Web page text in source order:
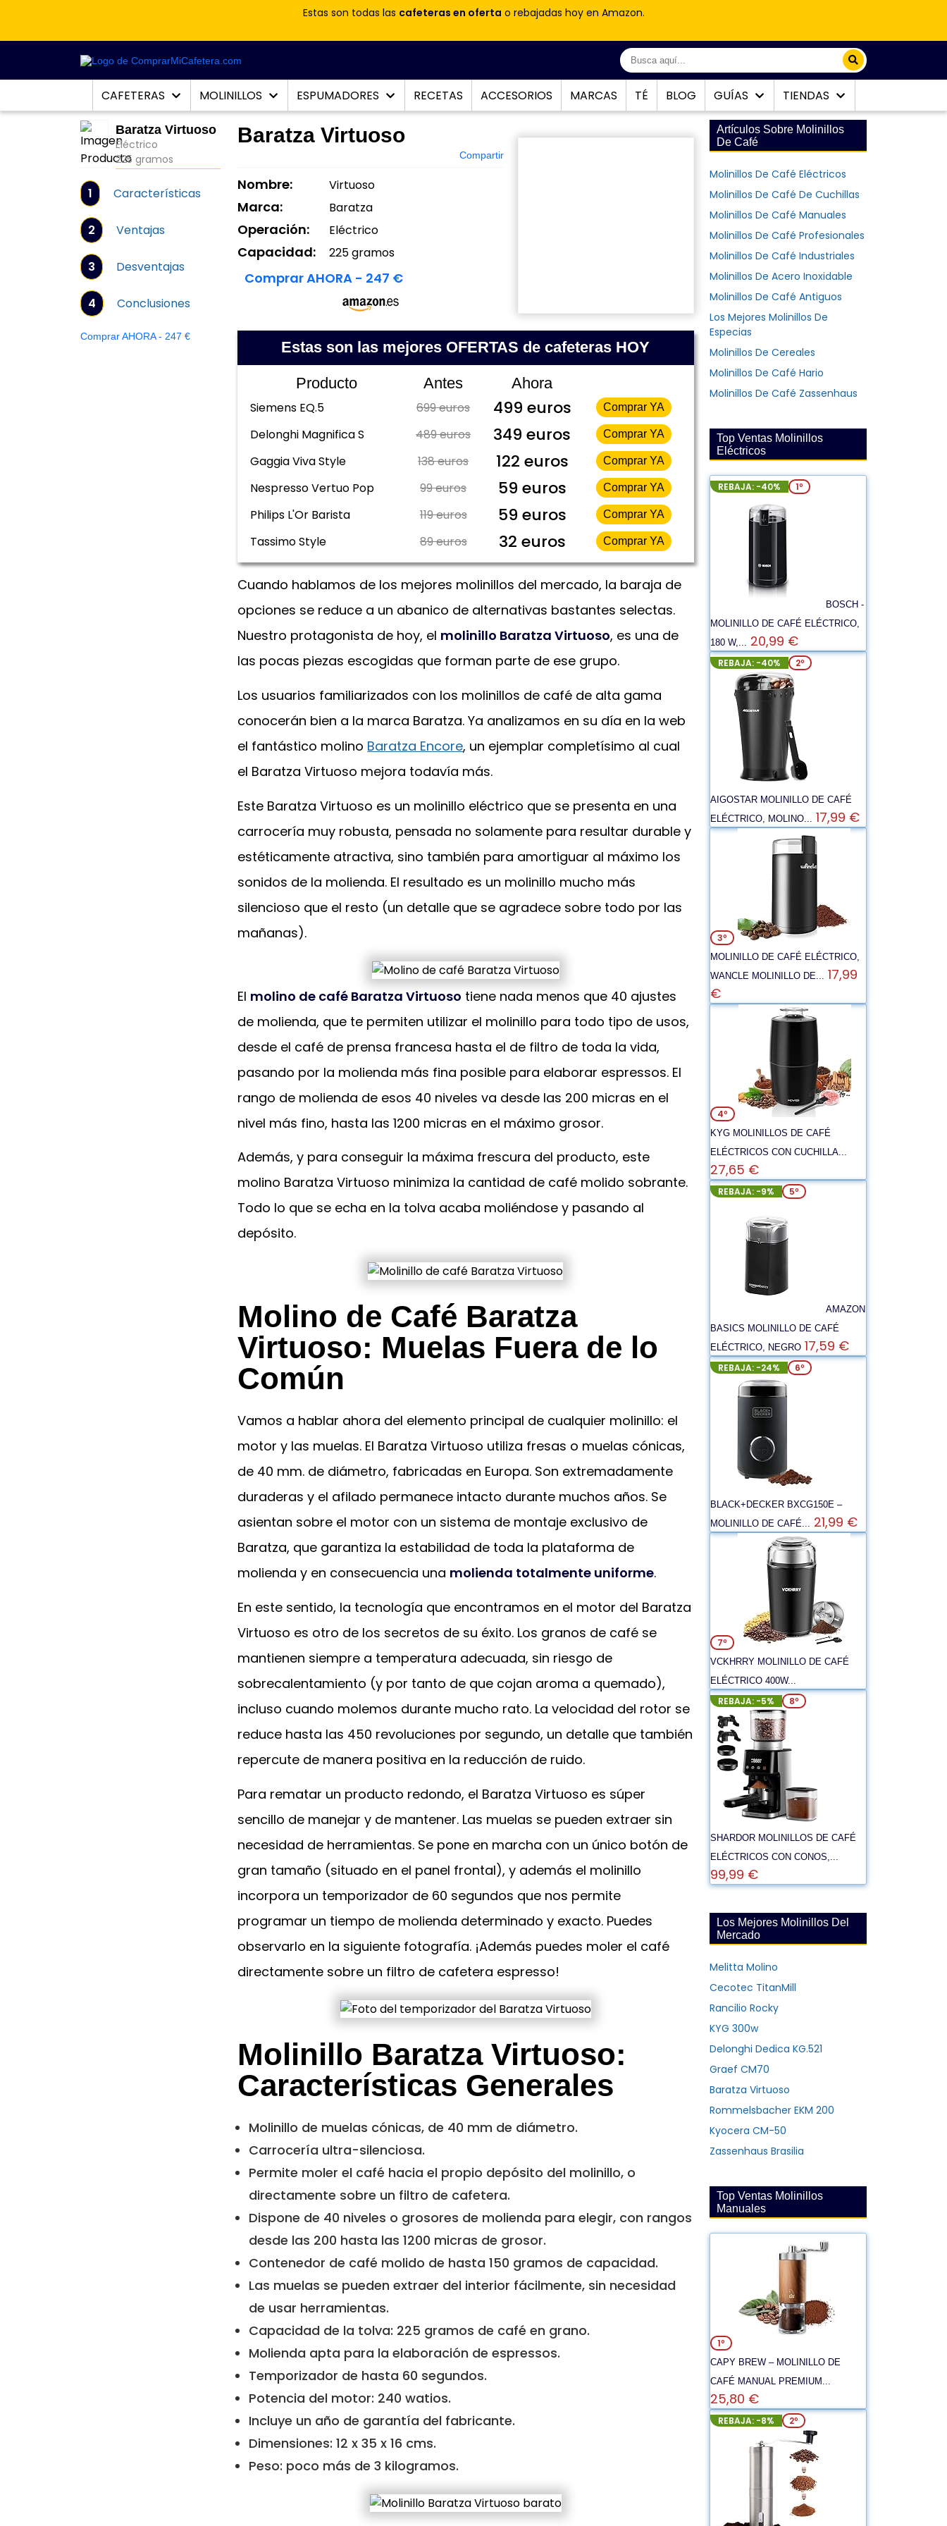
Estas son todas las cafeteras en oferta o rebajadas hoy en Amazon.
CAFETERAS MOLINILLOS ESPUMADORES RECETAS ACCESORIOS MARCAS TÉ BLOG GUÍAS TIENDAS
Baratza Virtuoso
Eléctrico
225 gramos
1 Características
2 Ventajas
3 Desventajas
4 Conclusiones
Comprar AHORA - 247 €
Baratza Virtuoso
Compartir
Nombre: Virtuoso
Marca: Baratza
Operación: Eléctrico
Capacidad: 225 gramos
Comprar AHORA - 247 €
Estas son las mejores OFERTAS de cafeteras HOY
Producto Antes Ahora
Siemens EQ.5 699 euros 499 euros Comprar YA
Delonghi Magnifica S 489 euros 349 euros Comprar YA
Gaggia Viva Style 138 euros 122 euros Comprar YA
Nespresso Vertuo Pop 99 euros 59 euros Comprar YA
Philips L'Or Barista 119 euros 59 euros Comprar YA
Tassimo Style 89 euros 32 euros Comprar YA
Cuando hablamos de los mejores molinillos del mercado, la baraja de
opciones se reduce a un abanico de alternativas bastantes selectas.
Nuestro protagonista de hoy, el molinillo Baratza Virtuoso, es una de
las pocas piezas escogidas que forman parte de ese grupo.
Los usuarios familiarizados con los molinillos de café de alta gama
conocerán bien a la marca Baratza. Ya analizamos en su día en la web
el fantástico molino Baratza Encore, un ejemplar completísimo al cual
el Baratza Virtuoso mejora todavía más.
Este Baratza Virtuoso es un molinillo eléctrico que se presenta en una
carrocería muy robusta, pensada no solamente para resultar durable y
estéticamente atractiva, sino también para amortiguar al máximo los
sonidos de la molienda. El resultado es un molinillo mucho más
silencioso que el resto (un detalle que se agradece sobre todo por las
mañanas).
El molino de café Baratza Virtuoso tiene nada menos que 40 ajustes
de molienda, que te permiten utilizar el molinillo para todo tipo de usos,
desde el café de prensa francesa hasta el de filtro de toda la vida,
pasando por la molienda más fina posible para elaborar espressos. El
rango de molienda de esos 40 niveles va desde las 200 micras en el
nivel más fino, hasta las 1200 micras en el máximo grosor.
Además, y para conseguir la máxima frescura del producto, este
molino Baratza Virtuoso minimiza la cantidad de café molido sobrante.
Todo lo que se echa en la tolva acaba moliéndose y pasando al
depósito.
Molino de Café Baratza
Virtuoso: Muelas Fuera de lo
Común
Vamos a hablar ahora del elemento principal de cualquier molinillo: el
motor y las muelas. El Baratza Virtuoso utiliza fresas o muelas cónicas,
de 40 mm. de diámetro, fabricadas en Europa. Son extremadamente
duraderas y el afilado permanece intacto durante muchos años. Se
asientan sobre el motor con un sistema de montaje exclusivo de
Baratza, que garantiza la estabilidad de toda la plataforma de
molienda y en consecuencia una molienda totalmente uniforme.
En este sentido, la tecnología que encontramos en el motor del Baratza
Virtuoso es otro de los secretos de su éxito. Los granos de café se
mantienen siempre a temperatura adecuada, sin riesgo de
sobrecalentamiento (y por tanto de que cojan aroma a quemado),
incluso cuando molemos durante mucho rato. La velocidad del rotor se
reduce hasta las 450 revoluciones por segundo, un detalle que también
repercute de manera positiva en la reducción de ruido.
Para rematar un producto redondo, el Baratza Virtuoso es súper
sencillo de manejar y de mantener. Las muelas se pueden extraer sin
necesidad de herramientas. Se pone en marcha con un único botón de
gran tamaño (situado en el panel frontal), y además el molinillo
incorpora un temporizador de 60 segundos que nos permite
programar un tiempo de molienda determinado y exacto. Puedes
observarlo en la siguiente fotografía. ¡Además puedes moler el café
directamente sobre un filtro de cafetera espresso!
Molinillo Baratza Virtuoso:
Características Generales
Molinillo de muelas cónicas, de 40 mm de diámetro.
Carrocería ultra-silenciosa.
Permite moler el café hacia el propio depósito del molinillo, o
directamente sobre un filtro de cafetera.
Dispone de 40 niveles o grosores de molienda para elegir, con rangos
desde las 200 hasta las 1200 micras de grosor.
Contenedor de café molido de hasta 150 gramos de capacidad.
Las muelas se pueden extraer del interior fácilmente, sin necesidad
de usar herramientas.
Capacidad de la tolva: 225 gramos de café en grano.
Molienda apta para la elaboración de espressos.
Temporizador de hasta 60 segundos.
Potencia del motor: 240 watios.
Incluye un año de garantía del fabricante.
Dimensiones: 12 x 35 x 16 cms.
Peso: poco más de 3 kilogramos.
Artículos Sobre Molinillos
De Café
Molinillos De Café Eléctricos
Molinillos De Café De Cuchillas
Molinillos De Café Manuales
Molinillos De Café Profesionales
Molinillos De Café Industriales
Molinillos De Acero Inoxidable
Molinillos De Café Antiguos
Los Mejores Molinillos De
Especias
Molinillos De Cereales
Molinillos De Café Hario
Molinillos De Café Zassenhaus
Top Ventas Molinillos
Eléctricos
REBAJA: -40% 1º
BOSCH -
MOLINILLO DE CAFÉ ELÉCTRICO,
180 W,... 20,99 €
REBAJA: -40% 2º
AIGOSTAR MOLINILLO DE CAFÉ
ELÉCTRICO, MOLINO... 17,99 €
3º
MOLINILLO DE CAFÉ ELÉCTRICO,
WANCLE MOLINILLO DE... 17,99
€
4º
KYG MOLINILLOS DE CAFÉ
ELÉCTRICOS CON CUCHILLA...
27,65 €
REBAJA: -9% 5º
AMAZON
BASICS MOLINILLO DE CAFÉ
ELÉCTRICO, NEGRO 17,59 €
REBAJA: -24% 6º
BLACK+DECKER BXCG150E –
MOLINILLO DE CAFÉ... 21,99 €
7º
VCKHRRY MOLINILLO DE CAFÉ
ELÉCTRICO 400W...
REBAJA: -5% 8º
SHARDOR MOLINILLOS DE CAFÉ
ELÉCTRICOS CON CONOS,...
99,99 €
Los Mejores Molinillos Del
Mercado
Melitta Molino
Cecotec TitanMill
Rancilio Rocky
KYG 300w
Delonghi Dedica KG.521
Graef CM70
Baratza Virtuoso
Rommelsbacher EKM 200
Kyocera CM-50
Zassenhaus Brasilia
Top Ventas Molinillos
Manuales
1º
CAPY BREW – MOLINILLO DE
CAFÉ MANUAL PREMIUM...
25,80 €
REBAJA: -8% 2º